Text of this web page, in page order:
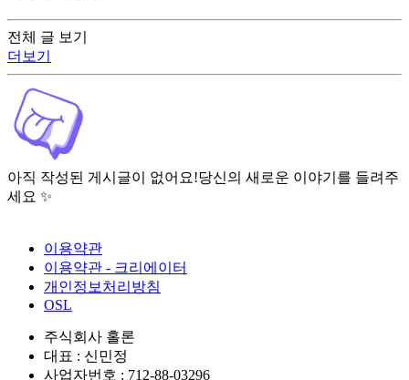
전체 글 보기
더보기
아직 작성된 게시글이 없어요!당신의 새로운 이야기를 들려주
세요 ✨
이용약관
이용약관 - 크리에이터
개인정보처리방침
OSL
주식회사 홀론
대표 : 신민정
사업자번호 : 712-88-03296